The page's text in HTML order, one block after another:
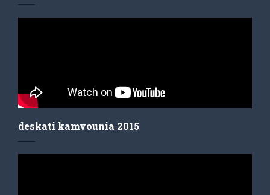
deskati kamvounia 2015